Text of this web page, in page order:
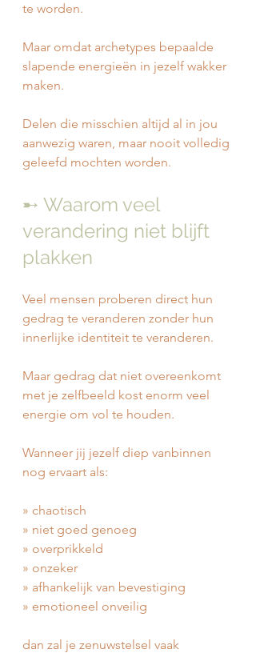
te worden.
Maar omdat archetypes bepaalde
slapende energieën in jezelf wakker
maken.
Delen die misschien altijd al in jou
aanwezig waren, maar nooit volledig
geleefd mochten worden.
➸ Waarom veel
verandering niet blijft
plakken
Veel mensen proberen direct hun
gedrag te veranderen zonder hun
innerlijke identiteit te veranderen.
Maar gedrag dat niet overeenkomt
met je zelfbeeld kost enorm veel
energie om vol te houden.
Wanneer jij jezelf diep vanbinnen
nog ervaart als:
» chaotisch
» niet goed genoeg
» overprikkeld
» onzeker
» afhankelijk van bevestiging
» emotioneel onveilig
dan zal je zenuwstelsel vaak